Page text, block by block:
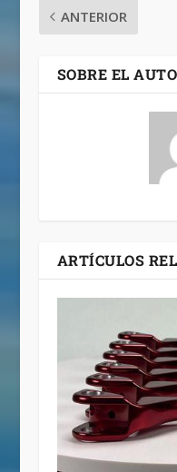
ANTERIOR
SOBRE EL
ARTÍCULOS